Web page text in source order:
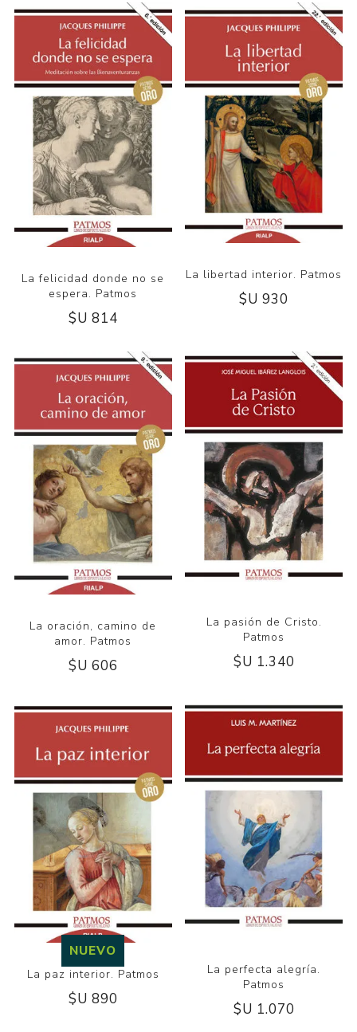
La felicidad donde no se
espera. Patmos
$U 814
La libertad interior. Patmos
$U 930
La oración, camino de
amor. Patmos
$U 606
La pasión de Cristo.
Patmos
$U 1.340
NUEVO
La paz interior. Patmos
$U 890
La perfecta alegría.
Patmos
$U 1.070